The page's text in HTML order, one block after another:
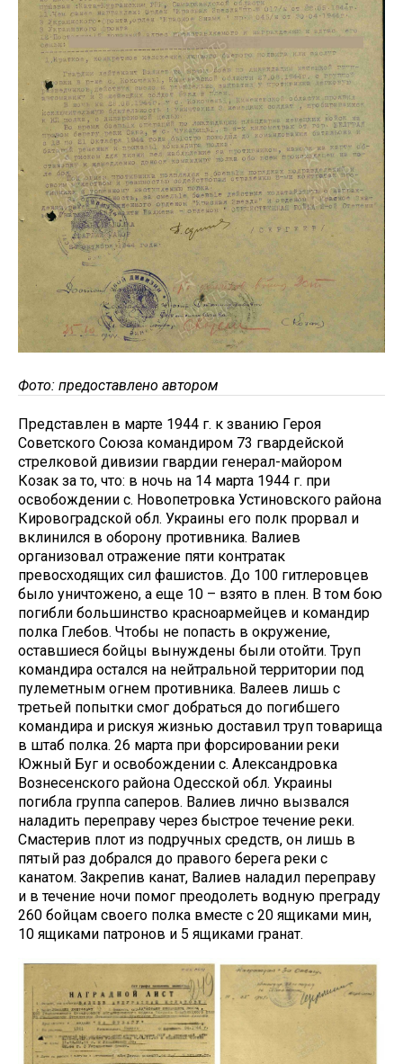
Фото: предоставлено автором
Представлен в марте 1944 г. к званию Героя
Советского Союза командиром 73 гвардейской
стрелковой дивизии гвардии генерал-майором
Козак за то, что: в ночь на 14 марта 1944 г. при
освобождении с. Новопетровка Устиновского района
Кировоградской обл. Украины его полк прорвал и
вклинился в оборону противника. Валиев
организовал отражение пяти контратак
превосходящих сил фашистов. До 100 гитлеровцев
было уничтожено, а еще 10 – взято в плен. В том бою
погибли большинство красноармейцев и командир
полка Глебов. Чтобы не попасть в окружение,
оставшиеся бойцы вынуждены были отойти. Труп
командира остался на нейтральной территории под
пулеметным огнем противника. Валеев лишь с
третьей попытки смог добраться до погибшего
командира и рискуя жизнью доставил труп товарища
в штаб полка. 26 марта при форсировании реки
Южный Буг и освобождении с. Александровка
Вознесенского района Одесской обл. Украины
погибла группа саперов. Валиев лично вызвался
наладить переправу через быстрое течение реки.
Смастерив плот из подручных средств, он лишь в
пятый раз добрался до правого берега реки с
канатом. Закрепив канат, Валиев наладил переправу
и в течение ночи помог преодолеть водную преграду
260 бойцам своего полка вместе с 20 ящиками мин,
10 ящиками патронов и 5 ящиками гранат.